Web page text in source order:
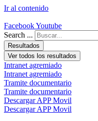
Ir al contenido
FacebookYoutube
Search ...
Resultados
Ver todos los resultados
Intranet agremiado
Intranet agremiado
Tramite documentario
Tramite documentario
Descargar APP Movil
Descargar APP Movil